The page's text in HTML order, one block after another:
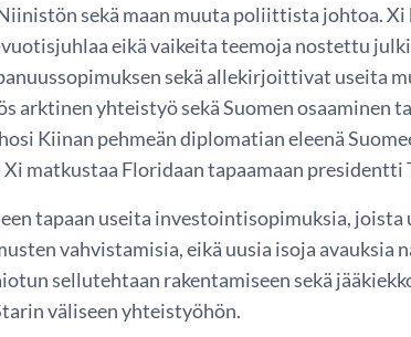
sekä maan muuta poliittista johtoa.
eikä vaikeita teemoja nostettu
sekä allekirjoittivat useita
arktinen yhteistyö sekä Suomen osaaminen
Kiinan pehmeän diplomatian eleenä
matkustaa Floridaan tapaamaan presidentti
tapaan useita investointisopimuksia, joista
vahvistamisia, eikä uusia isoja avauksia
sellutehtaan rakentamiseen sekä
väliseen yhteistyöhön.